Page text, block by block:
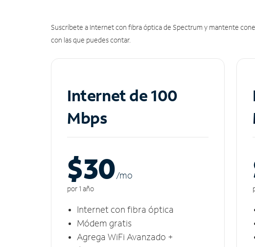
Suscríbete a Internet con fibra óptica de Spectrum y mantente
con las que puedes contar.
Internet de 100
Mbps
$30/mo
por 1 año
Internet con fibra óptica
Módem gratis
Agrega WiFi Avanzado +